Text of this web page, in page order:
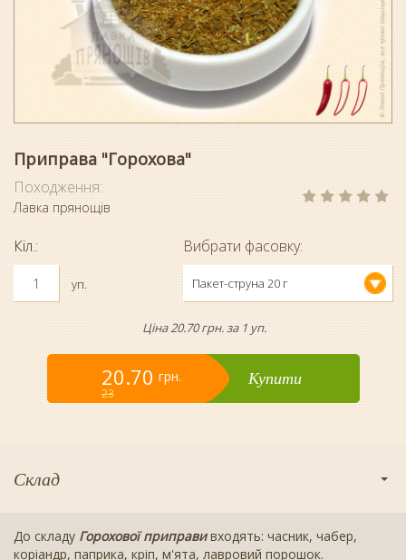
Приправа "Горохова"
Походження:
Лавка прянощів
Кіл.:
уп.
Вибрати фасовку:
Пакет-струна 20 г
Ціна 20.70 грн. за 1 уп.
23
20.70 грн. Купити
Склад
До складу Горохової приправивходять: часник, чабер,
коріандр, паприка, кріп, м'ята, лавровий порошок.